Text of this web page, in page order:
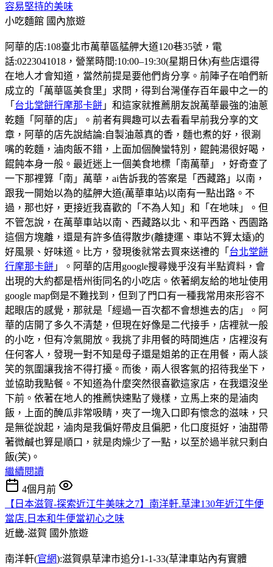
容易堅持的美味
小吃麵館 國內旅遊
阿華的店:108臺北市萬華區艋舺大道120巷35號，電
話:0223041018，營業時間:10:00–19:30(星期日休)有些店還得
在地人才會知道，當然前提是要他們肯分享。前陣子在咱們新
成立的「萬華區美食里」求問，得到台灣僅存百年最中之一的
「 台北堂餅行摩那卡餅 」和這家就推薦朋友說萬華最強的油蔥
乾麵「阿華的店」。前者有興趣可以去看看早前我分享的文
章，阿華的店先說結論:自製油蒽真的香，麵也煮的好，很涮
嘴的乾麵，滷肉飯不錯，上面加個醃蠻特別，餛飩湯很好喝，
餛飩本身一般。最近迷上一個美食地標「南萬華」，好奇查了
一下那裡算「南」萬華，ai告訴我的答案是「西藏路」以南，
跟我一開始以為的艋舺大道(萬華車站)以南有一點出路。不
過，那也好，更接近我喜歡的「不為人知」和「在地味」。但
不管怎說，在萬華車站以南、西藏路以北、和平西路、西園路
這個方塊離，還是有許多值得散步(離捷運、車站不算太遠)的
好風景、好味道。比方，發現後就常去買來送禮的「 台北堂餅
行摩那卡餅 」。阿華的店用google搜尋幾乎沒有半點資料，會
出現的大約都是梧州街同名的小吃店。依著網友給的地址使用
google map倒是不難找到，但到了門口有一種我常用來形容不
起眼店的感覺，那就是「經過一百次都不會想進去的店」。阿
華的店開了多久不清楚，但現在好像是二代接手，店裡就一般
的小吃，但有冷氣開放。我挑了非用餐的時間進店，店裡沒有
任何客人，發現一對不知是母子還是姐弟的正在用餐，兩人談
笑的氛圍讓我捨不得打擾。而後，兩人很客氣的招待我坐下，
並協助我點餐。不知道為什麼突然很喜歡這家店，在我還沒坐
下前。依著在地人的推薦快速點了幾樣，立馬上來的是滷肉
飯，上面的醃瓜非常吸睛，夾了一塊入口即有懷念的滋味，只
是無從說起，滷肉是我偏好帶皮且偏肥，化口度挺好，油甜帶
著微鹹也算是順口，就是肉燥少了一點，以至於過半就只剩白
飯(笑)。
繼續閱讀
4個月前
【日本滋賀-探索近江牛美味之7】南洋軒.草津130年近江牛便
當店.日本和牛便當初心之味
近畿-滋賀 國外旅遊
南洋軒(官網):滋賀県草津市追分1-1-33(草津車站內有實體